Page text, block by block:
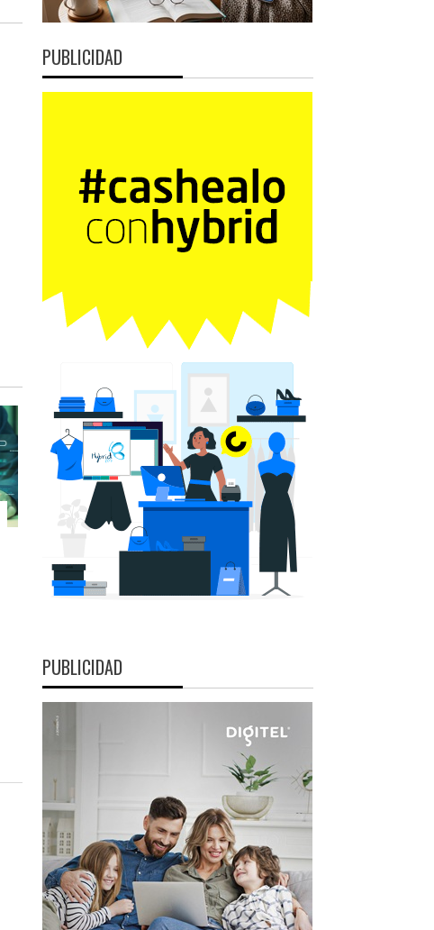
PUBLICIDAD
PUBLICIDAD